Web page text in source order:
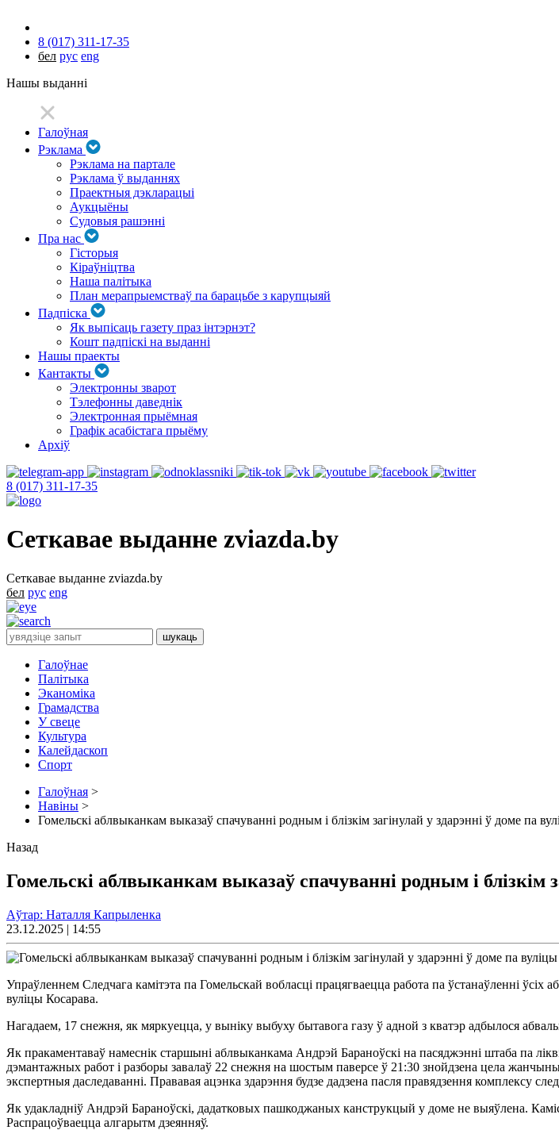
8 (017) 311-17-35
бел рус eng
Нашы выданні
Галоўная
Рэклама
Рэклама на партале
Рэклама ў выданнях
Праектныя дэкларацыі
Аукцыёны
Судовыя рашэнні
Пра нас
Гісторыя
Кіраўніцтва
Наша палітыка
План мерапрыемстваў па барацьбе з карупцыяй
Падпіска
Як выпісаць газету праз інтэрнэт?
Кошт падпіскі на выданні
Нашы праекты
Кантакты
Электронны зварот
Тэлефонны даведнік
Электронная прыёмная
Графік асабістага прыёму
Архіў
8 (017) 311-17-35
Сеткавае выданне zviazda.by
Сеткавае выданне zviazda.by
бел рус eng
Галоўнае
Палітыка
Эканоміка
Грамадства
У свеце
Культура
Калейдаскоп
Спорт
Галоўная >
Навіны >
Гомельскі аблвыканкам выказаў спачуванні родным і блізкім загінулай у здарэнні ў доме па
Назад
Гомельскі аблвыканкам выказаў спачуванні родным і блізкім
Аўтар: Наталля Капрыленка
23.12.2025 | 14:55
Упраўленнем Следчага камітэта па Гомельскай вобласці працягваецца работа па ўстанаўленні
вуліцы Косарава.
Нагадаем, 17 снежня, як мяркуецца, у выніку выбуху бытавога газу ў адной з кватэр адбылося
Як пракаментаваў намеснік старшыні аблвыканкама Андрэй Бараноўскі на пасяджэнні штаба па
дэмантажных работ і разборы завалаў 22 снежня на шостым паверсе ў 21:30 знойдзена цела
экспертныя даследаванні. Прававая ацэнка здарэння будзе дадзена пасля правядзення комплексу
Як удакладніў Андрэй Бараноўскі, дадатковых пашкоджаных канструкцый у доме не выяўлена.
Распрацоўваецца алгарытм дзеянняў.